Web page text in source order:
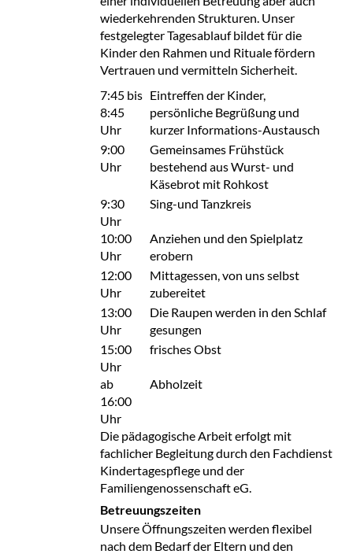
wiederkehrenden Strukturen. Unser
festgelegter Tagesablauf bildet für die
Kinder den Rahmen und Rituale fördern
Vertrauen und vermitteln Sicherheit.
7:45 bis
8:45
Uhr
Eintreffen der Kinder,
persönliche Begrüßung und
kurzer Informations-Austausch
9:00
Uhr
Gemeinsames Frühstück
bestehend aus Wurst- und
Käsebrot mit Rohkost
9:30
Uhr
Sing-und Tanzkreis
10:00
Uhr
Anziehen und den Spielplatz
erobern
12:00
Uhr
Mittagessen, von uns selbst
zubereitet
13:00
Uhr
Die Raupen werden in den Schlaf
gesungen
15:00
Uhr
frisches Obst
ab
16:00
Uhr
Abholzeit
Die pädagogische Arbeit erfolgt mit
fachlicher Begleitung durch den Fachdienst
Kindertagespflege und der
Familiengenossenschaft eG.
Betreuungszeiten
Unsere Öffnungszeiten werden flexibel
nach dem Bedarf der Eltern und den